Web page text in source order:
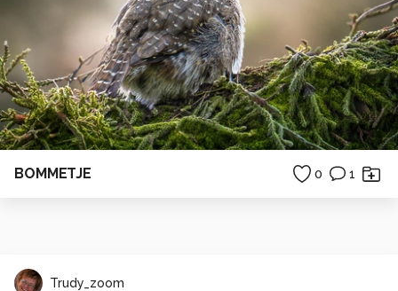
BOMMETJE 0 1
Trudy_zoom